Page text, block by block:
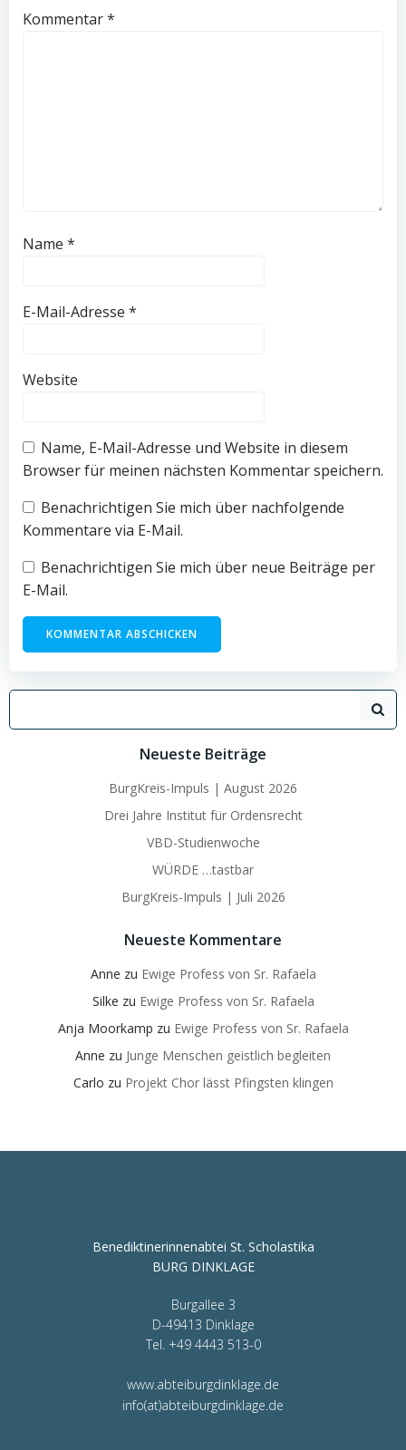
Kommentar*
Name *
E-Mail-Adresse *
Website
Name, E-Mail-Adresse und Website in diesem
Browser für meinen nächsten Kommentar speichern.
Benachrichtigen Sie mich über nachfolgende
Kommentare via E-Mail.
Benachrichtigen Sie mich über neue Beiträge per
E-Mail.
for:
Neueste Beiträge
BurgKreis-Impuls | August 2026
Drei Jahre Institut für Ordensrecht
VBD-Studienwoche
WÜRDE …tastbar
BurgKreis-Impuls | Juli 2026
Neueste Kommentare
Anne zu Ewige Profess von Sr. Rafaela
Silke zu Ewige Profess von Sr. Rafaela
Anja Moorkamp zu Ewige Profess von Sr. Rafaela
Anne zu Junge Menschen geistlich begleiten
Carlo zu Projekt Chor lässt Pfingsten klingen
Benediktinerinnenabtei St. Scholastika
BURG DINKLAGE
Burgallee 3
D-49413 Dinklage
Tel. +49 4443 513-0
www.abteiburgdinklage.de
info(at)abteiburgdinklage.de